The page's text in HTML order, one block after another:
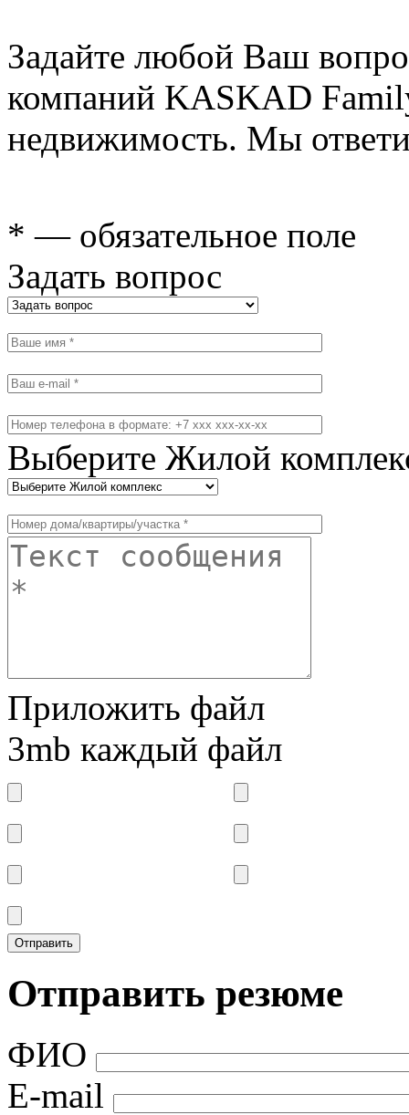
Задайте любой Ваш
компаний KASKAD
недвижимость. Мы
* — обязательное поле
Задать вопрос
Выберите Жилой
Приложить файл
3mb каждый файл
Отправить резюме
ФИО
E-mail